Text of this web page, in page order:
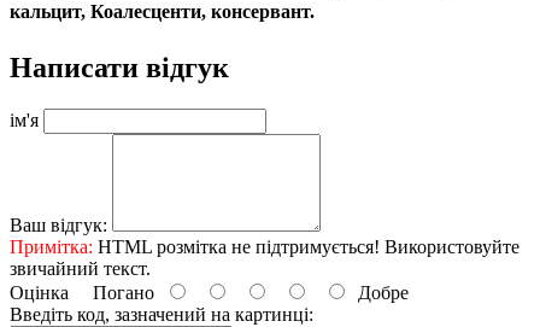
кальцит, Коалесценти, консервант.
Написати відгук
ім'я
Ваш відгук:
Примітка: HTML розмітка не підтримується! Використовуйте
звичайний текст.
Оцінка Погано
Добре
Введіть код, зазначений на картинці: